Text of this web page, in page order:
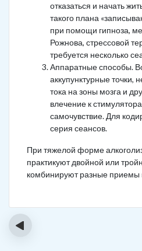
отказаться и начать
такого плана
при помощи гипноза,
Рожнова, стрессовой
требуется несколько
Аппаратные способы.
аккупунктурные
тока на зоны мозга и
влечение к
самочувствие. Для
серия сеансов.
При тяжелой форме
практикуют двойной или
комбинируют разные приемы
‹